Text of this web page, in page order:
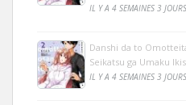
IL Y A 4 SEMAINES 3
Danshi da to
Seikatsu ga Umaku
IL Y A 4 SEMAINES 3